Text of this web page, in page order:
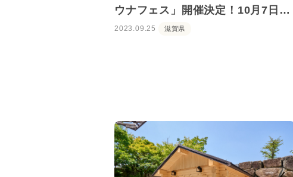
ウナフェス」開催決定！10月7日か
ら8日まで
2023.09.25 滋賀県